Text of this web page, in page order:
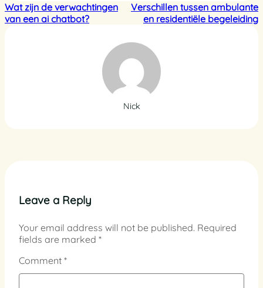
Wat zijn de verwachtingen
van een ai chatbot?
Verschillen tussen ambulante
en residentiële begeleiding
Nick
Leave a Reply
Your email address will not be published. Required
fields are marked *
Comment *